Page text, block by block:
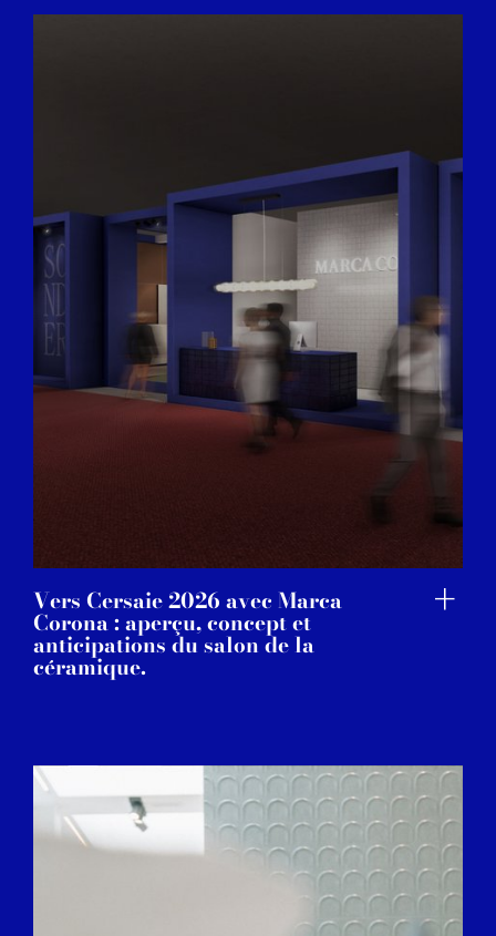
Vers Cersaie 2026 avec Marca
Corona : aperçu, concept et
anticipations du salon de la
céramique.